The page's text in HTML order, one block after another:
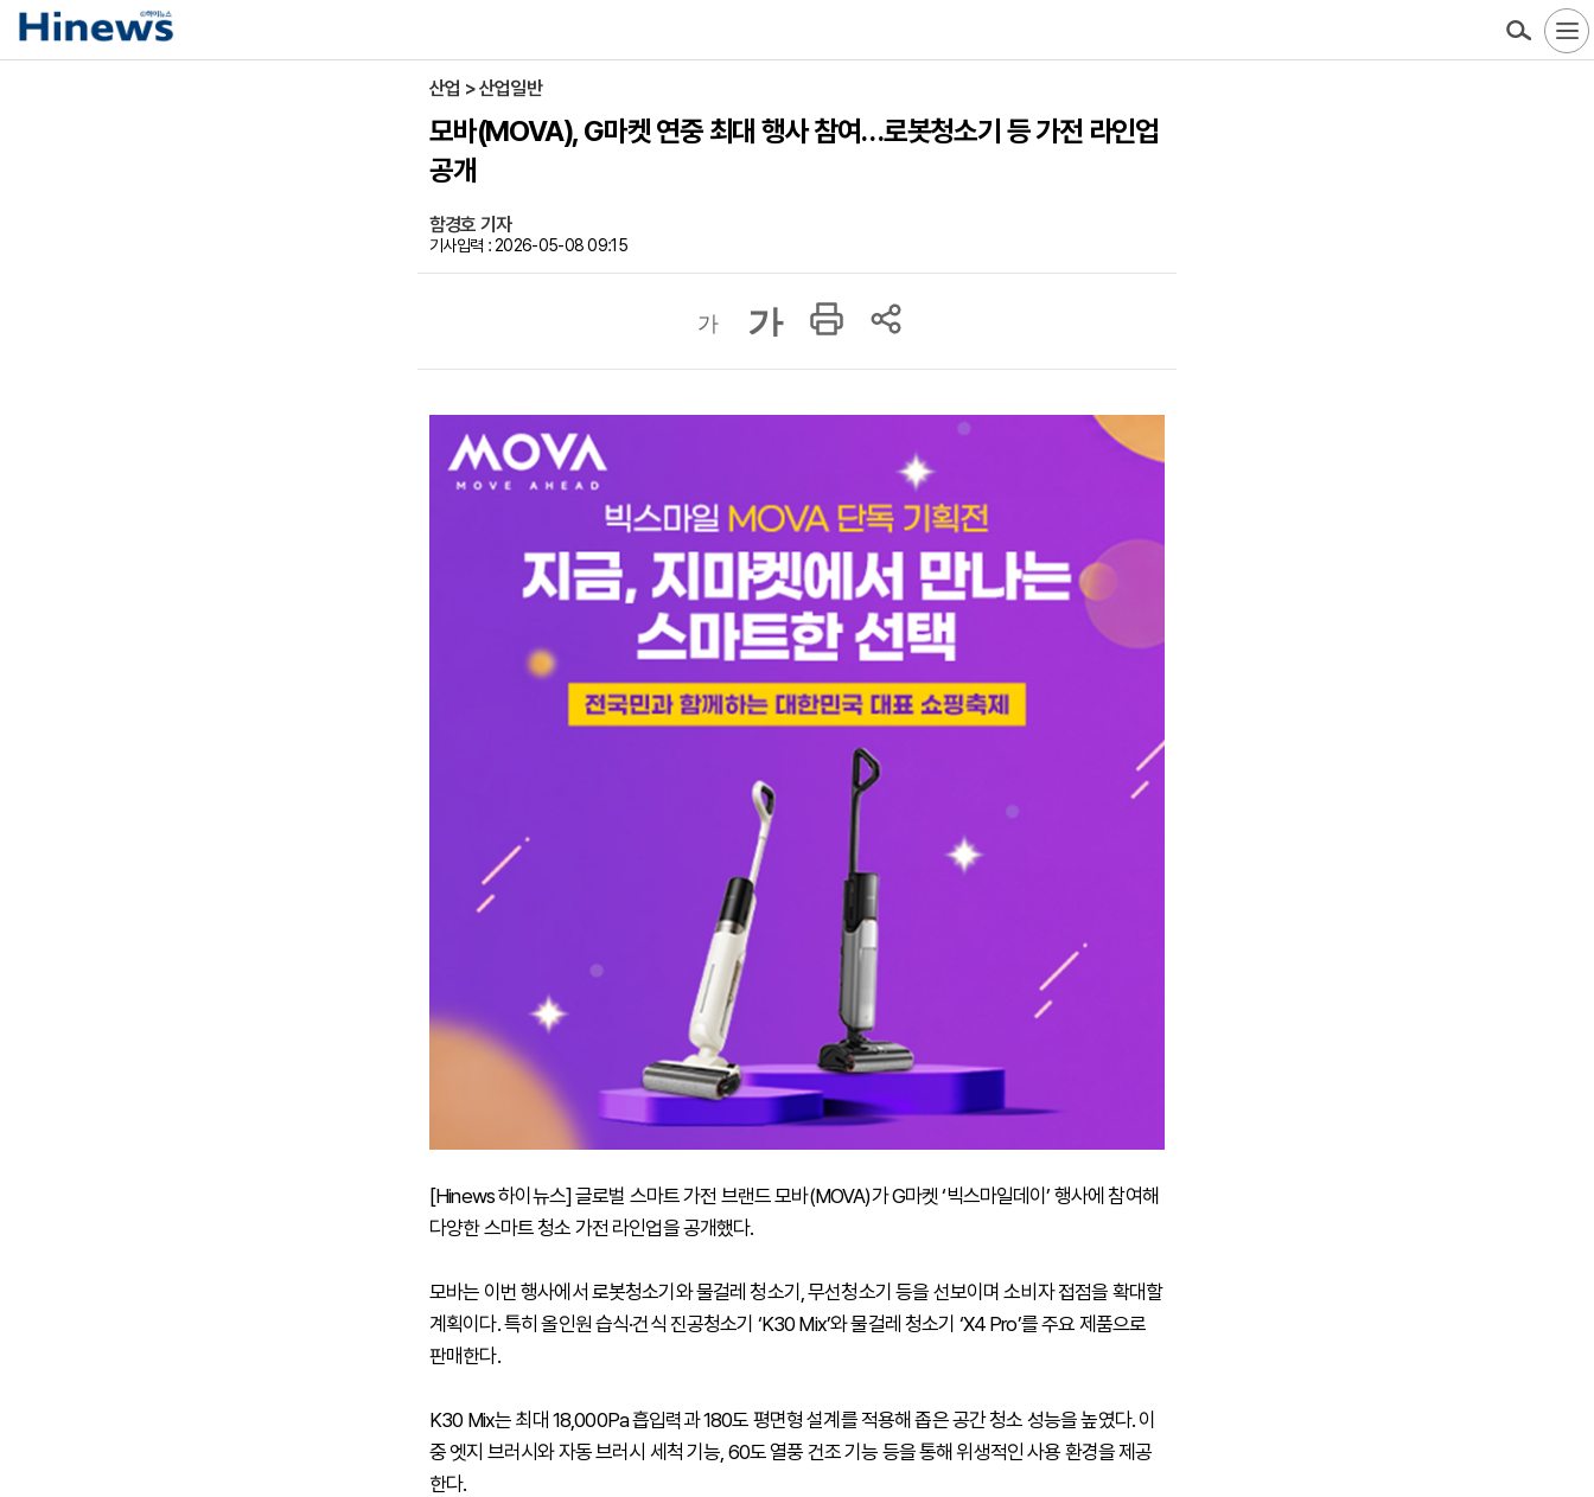
산업 > 산업일반
모바(MOVA), G마켓 연중 최대 행사 참여…로봇청소기 등 가전 라인업
공개
함경호 기자
기사입력 : 2026-05-08 09:15
가 가
[Hinews 하이뉴스] 글로벌 스마트 가전 브랜드 모바(MOVA)가 G마켓 ‘빅스마일데이’ 행사에 참여해
다양한 스마트 청소 가전 라인업을 공개했다.
모바는 이번 행사에서 로봇청소기와 물걸레 청소기, 무선청소기 등을 선보이며 소비자 접점을 확대할
계획이다. 특히 올인원 습식·건식 진공청소기 ‘K30 Mix’와 물걸레 청소기 ‘X4 Pro’를 주요 제품으로
판매한다.
K30 Mix는 최대 18,000Pa 흡입력과 180도 평면형 설계를 적용해 좁은 공간 청소 성능을 높였다. 이
중 엣지 브러시와 자동 브러시 세척 기능, 60도 열풍 건조 기능 등을 통해 위생적인 사용 환경을 제공
한다.